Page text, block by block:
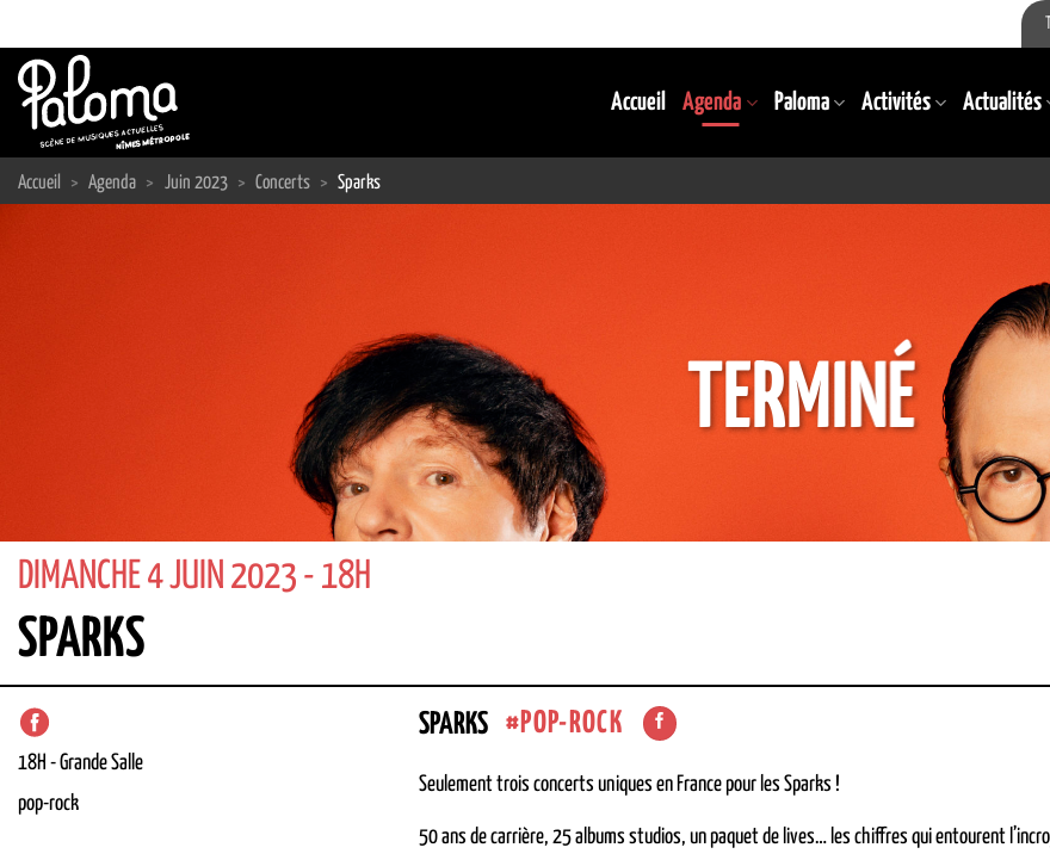
au
contenu
Accueil Agenda Paloma Activités Actualités
Accueil > Agenda > Juin 2023 > Concerts > Sparks
TERMINÉ
DIMANCHE 4 JUIN 2023 - 18H
SPARKS
18H -Grande Salle
pop-rock
SPARKS POP-ROCK
Seulement trois concerts uniques en France pour les Sparks !
50 ans de carrière, 25 albums studios, un paquet de lives… les chiffres qui entourent